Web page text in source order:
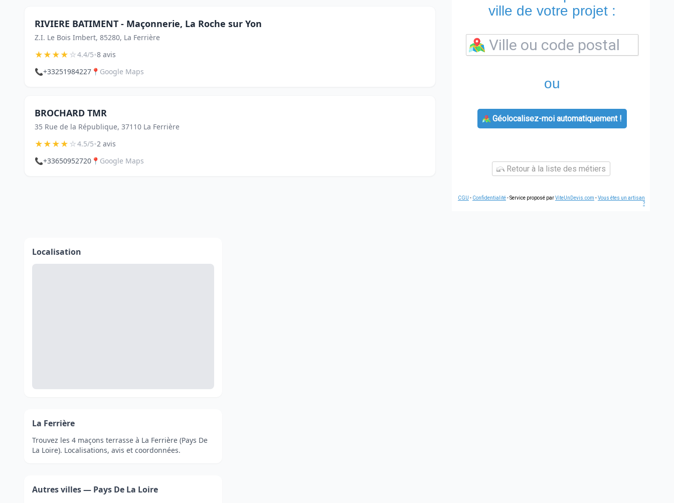
RIVIERE BATIMENT - Maçonnerie, La Roche sur Yon
Z.I. Le Bois Imbert, 85280, La Ferrière
★★★★☆4.4/5•8 avis
📞+33251984227 📍 Google Maps
BROCHARD TMR
35 Rue de la République, 37110 La Ferrière
★★★★☆4.5/5•2 avis
📞+33650952720 📍 Google Maps
ville de votre projet :
ou
Géolocalisez-moi automatiquement !
Retour à la liste des métiers
CGU - Confidentialité- Service proposé parViteUnDevis.com -Vous êtes un artisan
?
Localisation
La Ferrière
Trouvez les 4 maçons terrasse à La Ferrière (Pays De
La Loire). Localisations, avis et coordonnées.
Autres villes — Pays De La Loire